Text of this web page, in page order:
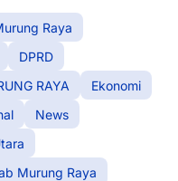
Raya
DPRD
RAYA
Ekonomi
News
Murung Raya